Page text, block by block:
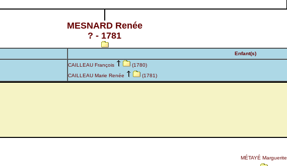
MESNARD Renée
? - 1781
Enfant(s)
CAILLEAU François
(1780)
CAILLEAU Marie Renée
(1781)
MÉTAYÉ Marguerite